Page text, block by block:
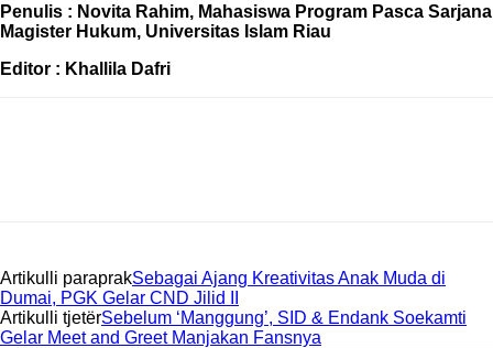
Penulis : Novita Rahim, Mahasiswa Program Pasca Sarjana
Magister Hukum, Universitas Islam Riau
Editor : Khallila Dafri
Artikulli paraprakSebagai Ajang Kreativitas Anak Muda di
Dumai, PGK Gelar CND Jilid II
Artikulli tjetërSebelum ‘Manggung’, SID & Endank Soekamti
Gelar Meet and Greet Manjakan Fansnya